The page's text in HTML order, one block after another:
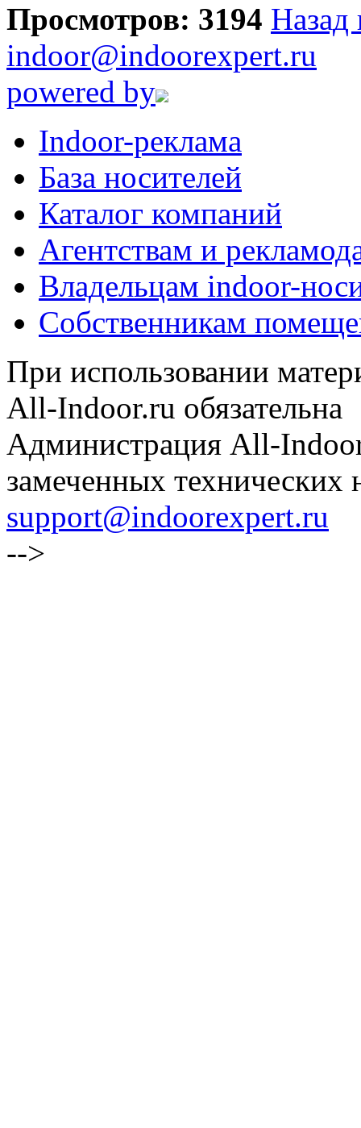
Просмотров: 3194 Назад
indoor@indoorexpert.ru
powered by
Indoor-реклама
База носителей
Каталог компаний
Агентствам и
Владельцам indoor-
Собственникам
При использовании
All-Indoor.ru обязательна
Администрация All-
замеченных технических
support@indoorexpert.ru
-->